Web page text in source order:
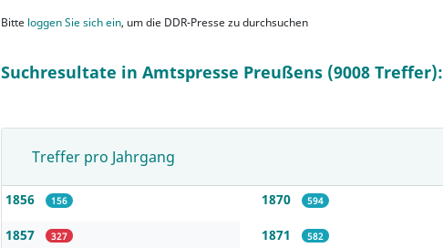
Bitte loggen Sie sich ein, um die DDR-Presse zu durchsuchen
Suchresultate in Amtspresse Preußens (9008 Treffer):
Treffer pro Jahrgang
1856 156
1857 327
1870 594
1871 582